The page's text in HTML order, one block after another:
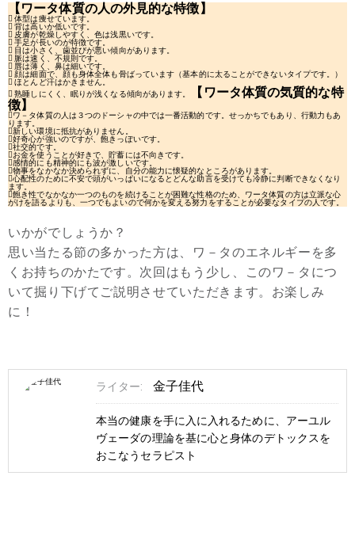
【ワータ体質の人の外見的な特徴】
 体型は痩せています。
 背は高いか低いです。
 皮膚が乾燥しやすく、色は浅黒いです。
 手足が長いのが特徴です。
 目は小さく、歯並びが悪い傾向があります。
 脈は速く、不規則です。
 唇は薄く、鼻は細いです。
 顔は細面で、顔も身体全体も骨ばっています（基本的に太ることができないタイプです。）
 ほとんど汗はかきません。
 熟睡しにくく、眠りが浅くなる傾向があります。
【ワータ体質の気質的な特
徴】
ワ－タ体質の人は３つのドーシャの中では一番活動的です。せっかちでもあり、行動力もあ
ります。
新しい環境に抵抗がありません。
好奇心が強いのですが、飽きっぽいです。
社交的です。
お金を使うことが好きで、貯蓄には不向きです。
感情的にも精神的にも波が激しいです。
物事をなかなか決められずに、自分の能力に懐疑的なところがあります。
心配性のために不安で頭がいっぱいになるとどんな助言を受けても冷静に判断できなくなり
ます。
飽き性でなかなか一つのものを続けることが困難な性格のため、ワータ体質の方は立派な心
がけを語るよりも、一つでもよいので何かを変える努力をすることが必要なタイプの人です。
いかがでしょうか？
思い当たる節の多かった方は、ワ－タのエネルギーを多
くお持ちのかたです。次回はもう少し、このワ－タにつ
いて掘り下げてご説明させていただきます。お楽しみ
に！
ライター: 金子佳代
本当の健康を手に入に入れるために、アーユル
ヴェーダの理論を基に心と身体のデトックスを
おこなうセラピスト